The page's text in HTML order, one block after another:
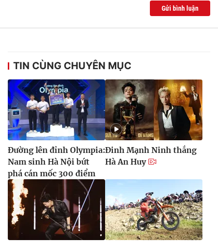
Gửi bình luận
TIN CÙNG CHUYÊN MỤC
Đường lên đỉnh Olympia:
Nam sinh Hà Nội bứt
phá cán mốc 300 điểm
Đinh Mạnh Ninh thắng
Hà An Huy